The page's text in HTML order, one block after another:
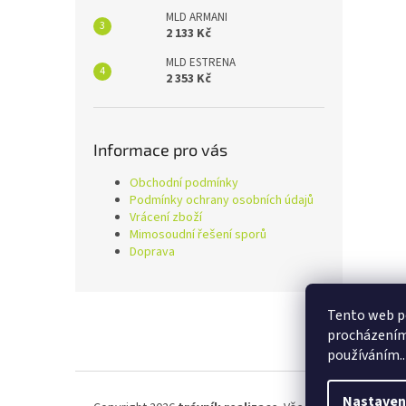
Tento web
MLD ARMANI
2 133 Kč
MLD ESTRENA
2 353 Kč
Informace pro vás
Obchodní podmínky
Podmínky ochrany osobních údajů
Vrácení zboží
Mimosoudní řešení sporů
Doprava